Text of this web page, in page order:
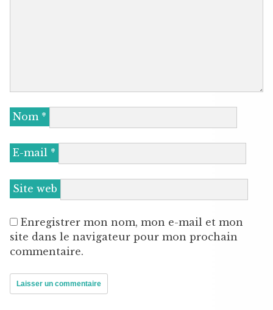
Nom *
E-mail *
Site web
Enregistrer mon nom, mon e-mail et mon
site dans le navigateur pour mon prochain
commentaire.